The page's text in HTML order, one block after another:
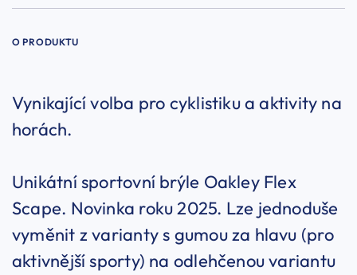
O PRODUKTU
Vynikající volba pro cyklistiku a aktivity na
horách.
Unikátní sportovní brýle Oakley Flex
Scape. Novinka roku 2025. Lze jednoduše
vyměnit z varianty s gumou za hlavu (pro
aktivnější sporty) na odlehčenou variantu